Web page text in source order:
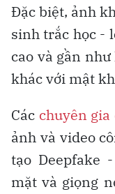
Đặc biệt, ảnh
sinh trắc học -
cao và gần
khác với mật
Các chuyên gia
ảnh và video
tạo Deepfake
mặt và giọng